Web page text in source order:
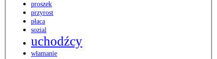
proszek
przyrost
płaca
sozial
uchodźcy
włamanie